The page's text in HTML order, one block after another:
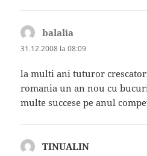
balalia
31.12.2008 la 08:09
la multi ani tuturor
romania un an nou cu
multe succese pe anul
TINUALIN